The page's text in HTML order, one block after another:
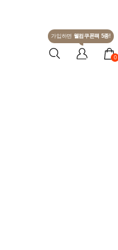
가입하면 웰컴쿠폰팩 5종!
0